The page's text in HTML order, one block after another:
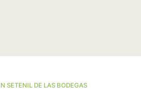
SETENIL DE LAS BODEGAS